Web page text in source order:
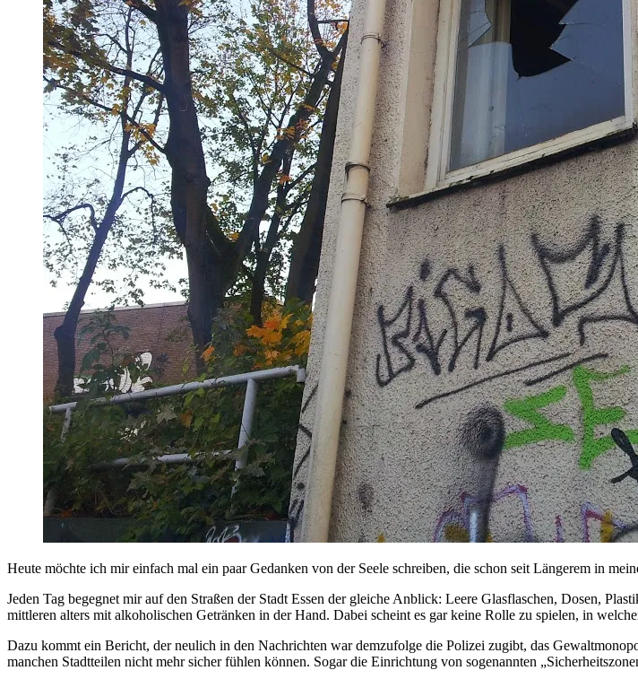
Heute möchte ich mir einfach mal ein paar Gedanken von der Seele schreiben, die schon seit Längerem in
Jeden Tag begegnet mir auf den Straßen der Stadt Essen der gleiche Anblick: Leere Glasflaschen, Dosen,
mittleren alters mit alkoholischen Getränken in der Hand. Dabei scheint es gar keine Rolle zu spielen, in
Dazu kommt ein Bericht, der neulich in den Nachrichten war demzufolge die Polizei zugibt, das
manchen Stadtteilen nicht mehr sicher fühlen können. Sogar die Einrichtung von sogenannten